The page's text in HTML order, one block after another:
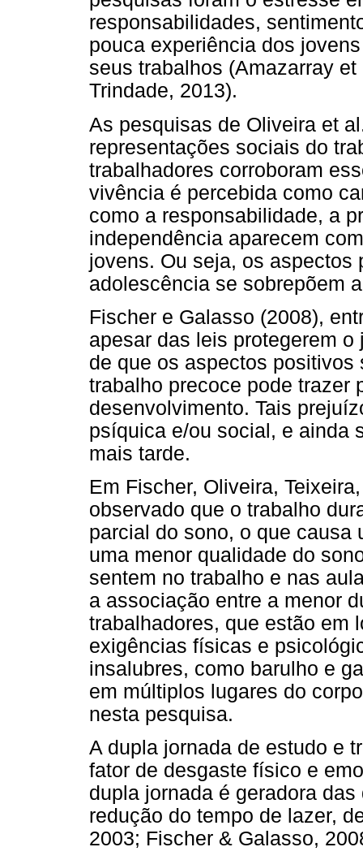
responsabilidades,
pouca experiência dos
seus trabalhos (Amazarray
Trindade, 2013).
As pesquisas de Oliveira et
representações sociais do
trabalhadores corroboram
vivência é percebida como
como a responsabilidade, a
independência aparecem
jovens. Ou seja, os
adolescência se sobrepõem
Fischer e Galasso (2008),
apesar das leis protegerem
de que os aspectos
trabalho precoce pode trazer
desenvolvimento. Tais
psíquica e/ou social, e ainda
mais tarde.
Em Fischer, Oliveira,
observado que o trabalho
parcial do sono, o que causa
uma menor qualidade do
sentem no trabalho e nas
a associação entre a menor
trabalhadores, que estão em
exigências físicas e
insalubres, como barulho e
em múltiplos lugares do
nesta pesquisa.
A dupla jornada de estudo e
fator de desgaste físico e
dupla jornada é geradora
redução do tempo de lazer,
2003; Fischer & Galasso,